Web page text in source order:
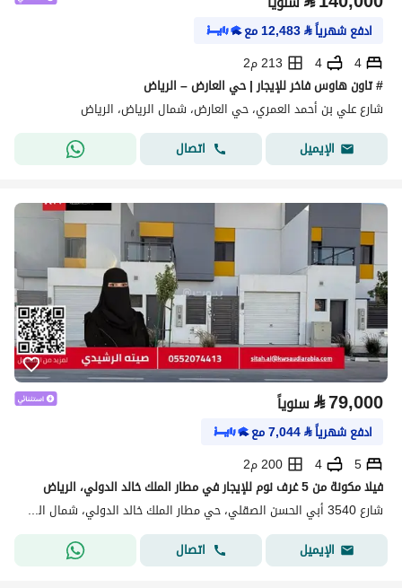
ادفع شهرياً⃁
12,483مع
4
4
213 م2
# تاون هاوس فاخر للإيجار | حي العارض – الرياض
شارع علي بن أحمد العمري، حي العارض، شمال الرياض، الرياض
الإيميل
اتصال
⃁79,000 سنوياً
ادفع شهرياً⃁
7,044مع
5
4
200 م2
فيلا مكونة من 5 غرف نوم للإيجار في مطار الملك خالد الدولي، الرياض
شارع 3540 أبي الحسن الصقلي، حي مطار الملك خالد الدولي، شمال الرياض، الرياض
الإيميل
اتصال